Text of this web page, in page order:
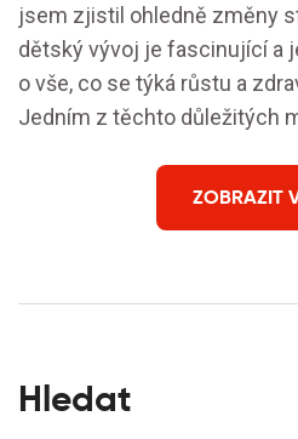
jsem zjistil ohledně změny
dětský vývoj je fascinující a
o vše, co se týká růstu a
Jedním z těchto důležitých
klíčem k zdravému úsměvu
Přidejte se ke mě a pojďme
ZOBRAZIT
Hledat